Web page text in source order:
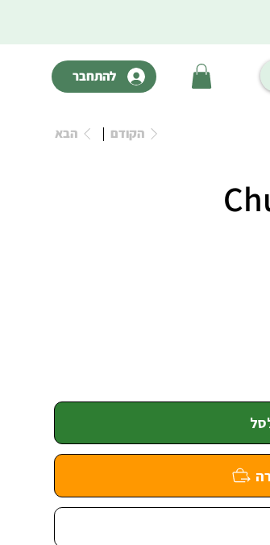
להתחבר
הקודם הבא